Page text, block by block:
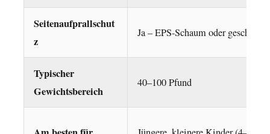
High-
4.5
5.
Zertifizierungen
Seitenaufprallschut
z
Ja – EPS-Schaum oder
Typischer
Gewichtsbereich
40–100 Pfund